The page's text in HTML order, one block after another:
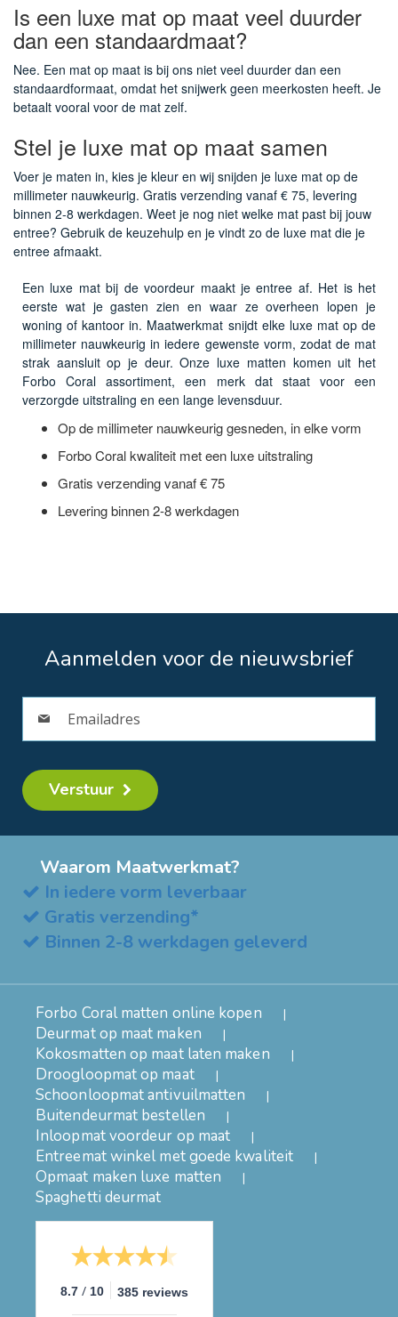
Is een luxe mat op maat veel duurder
dan een standaardmaat?
Nee. Een mat op maat is bij ons niet veel duurder dan een
standaardformaat, omdat het snijwerk geen meerkosten heeft. Je
betaalt vooral voor de mat zelf.
Stel je luxe mat op maat samen
Voer je maten in, kies je kleur en wij snijden je luxe mat op de
millimeter nauwkeurig. Gratis verzending vanaf € 75, levering
binnen 2-8 werkdagen. Weet je nog niet welke mat past bij jouw
entree? Gebruik de keuzehulp en je vindt zo de luxe mat die je
entree afmaakt.
Een luxe mat bij de voordeur maakt je entree af. Het is het
eerste wat je gasten zien en waar ze overheen lopen je
woning of kantoor in. Maatwerkmat snijdt elke luxe mat op de
millimeter nauwkeurig in iedere gewenste vorm, zodat de mat
strak aansluit op je deur. Onze luxe matten komen uit het
Forbo Coral assortiment, een merk dat staat voor een
verzorgde uitstraling en een lange levensduur.
Op de millimeter nauwkeurig gesneden, in elke vorm
Forbo Coral kwaliteit met een luxe uitstraling
Gratis verzending vanaf € 75
Levering binnen 2-8 werkdagen
Aanmelden voor de nieuwsbrief
Verstuur
Waarom Maatwerkmat?
In iedere vorm leverbaar
Gratis verzending*
Binnen 2-8 werkdagen geleverd
Forbo Coral matten online kopen
Deurmat op maat maken
Kokosmatten op maat laten maken
Droogloopmat op maat
Schoonloopmat antivuilmatten
Buitendeurmat bestellen
Inloopmat voordeur op maat
Entreemat winkel met goede kwaliteit
Opmaat maken luxe matten
Spaghetti deurmat
8.7 / 10 385 reviews